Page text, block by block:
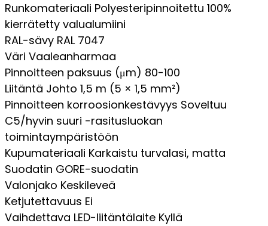
Runkomateriaali Polyesteripinnoitettu 100%
kierrätetty valualumiini
RAL-sävy RAL 7047
Väri Vaaleanharmaa
Pinnoitteen paksuus (μm) 80-100
Liitäntä Johto 1,5 m (5 × 1,5 mm²)
Pinnoitteen korroosionkestävyys Soveltuu
C5/hyvin suuri -rasitusluokan
toimintaympäristöön
Kupumateriaali Karkaistu turvalasi, matta
Suodatin GORE-suodatin
Valonjako Keskileveä
Ketjutettavuus Ei
Vaihdettava LED-liitäntälaite Kyllä